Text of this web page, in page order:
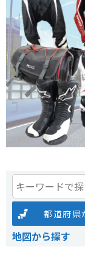
都道府県
地図から探す